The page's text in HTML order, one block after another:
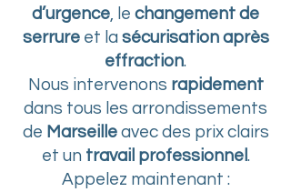
d’urgence, le changement de
serrureet la sécurisation après
effraction.
Nous intervenons rapidement
dans tous les arrondissements
de Marseilleavec des prix clairs
et un travail professionnel .
Appelez maintenant :